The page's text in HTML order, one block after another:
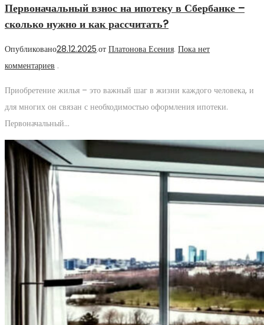
Первоначальный взнос на ипотеку в Сбербанке –
сколько нужно и как рассчитать?
Опубликовано28.12.2025.от Платонова Есения. Пока нет
комментариев .
Приобретение жилья – это важный шаг в жизни каждого человека, и
для многих он связан с необходимостью оформления ипотеки.
Первоначальный…